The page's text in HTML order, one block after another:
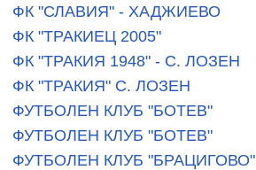
ФК "СЛАВИЯ" - ХАДЖИЕВО
ФК "ТРАКИЕЦ 2005"
ФК "ТРАКИЯ 1948" - С. ЛОЗЕН
ФК "ТРАКИЯ" С. ЛОЗЕН
ФУТБОЛЕН КЛУБ "БОТЕВ"
ФУТБОЛЕН КЛУБ "БОТЕВ"
ФУТБОЛЕН КЛУБ "БРАЦИГОВО"